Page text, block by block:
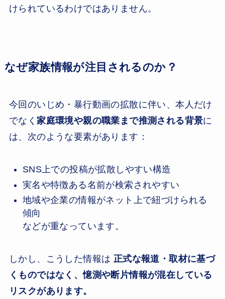
けられているわけではありません。
なぜ家族情報が注目されるのか？
今回のいじめ・暴行動画の拡散に伴い、本人だけ
でなく家庭環境や親の職業まで推測される背景に
は、次のような要素があります：
SNS上での投稿が拡散しやすい構造
実名や特徴ある名前が検索されやすい
地域や企業の情報がネット上で紐づけられる
傾向
などが重なっています。
しかし、こうした情報は 正式な報道・取材に基づ
くものではなく、憶測や断片情報が混在している
リスクがあります。